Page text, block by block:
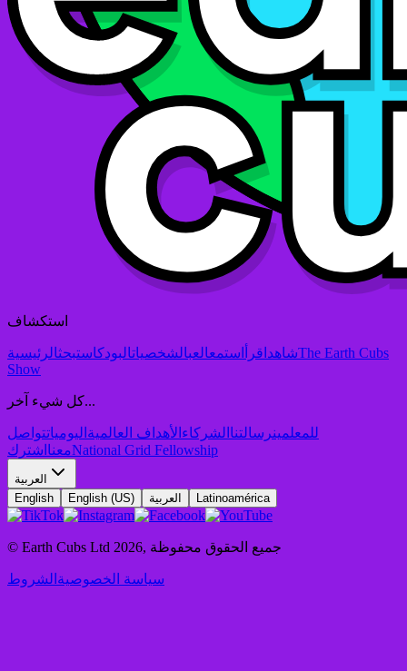
استكشاف
شاهد اقرأ استمعالعبالشخصياتالبودكاستبحثالرئيسية
The Earth Cubs
Show
كل شيء آخر...
للمعلمينرسالتنا الشركاء الأهداف العالمية اليومياتتواصل
معنا اشترك National Grid Fellowship
العربية
English
English (US) العربية Latinoamérica
© Earth Cubs Ltd 2026, جميع الحقوق محفوظة
سياسة الخصوصية الشروط